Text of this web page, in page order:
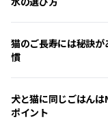
猫のご長寿には秘訣
慣
犬と猫に同じごはん
ポイント